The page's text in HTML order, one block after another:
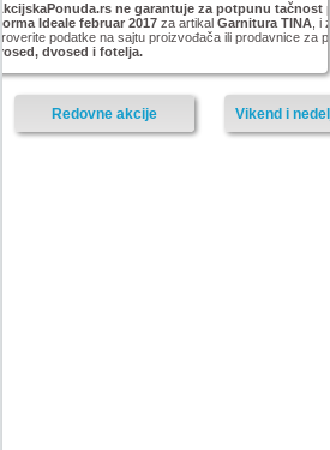
ne garantuje za potpunu tačnost
Ideale februar 2017za artikal Garnitura TINA, i
podatke na sajtu proizvođača ili prodavnice za
dvosed i fotelja.
Vikend i
Redovne akcije